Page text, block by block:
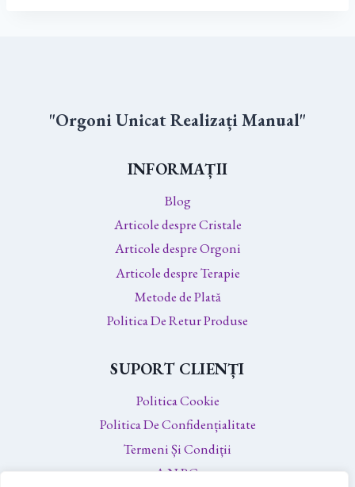
"Orgoni Unicat Realizați Manual"
INFORMAȚII
Blog
Articole despre Cristale
Articole despre Orgoni
Articole despre Terapie
Metode de Plată
Politica De Retur Produse
SUPORT CLIENȚI
Politica Cookie
Politica De Confidențialitate
Termeni Și Condiții
A.N.P.C.